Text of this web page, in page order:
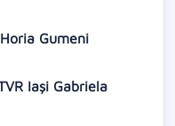
Gumeni
Iași Gabriela